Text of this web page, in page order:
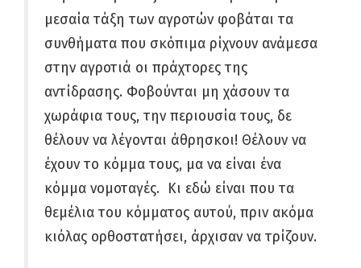
μεσαία τάξη των αγροτών φοβάται τα
συνθήματα που σκόπιμα ρίχνουν ανάμεσα
στην αγροτιά οι πράχτορες της
αντίδρασης. Φοβούνται μη χάσουν τα
χωράφια τους, την περιουσία τους, δε
θέλουν να λέγονται άθρησκοι! Θέλουν να
έχουν το κόμμα τους, μα να είναι ένα
κόμμα νομοταγές. Κι εδώ είναι που τα
θεμέλια του κόμματος αυτού, πριν ακόμα
κιόλας ορθοστατήσει, άρχισαν να τρίζουν.